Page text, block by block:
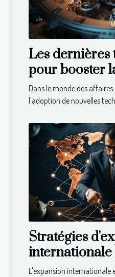
Les dernières
pour booster
de votre
Dans le monde des
l'adoption de nouvelles
Stratégies
entreprises
L'expansion internationale